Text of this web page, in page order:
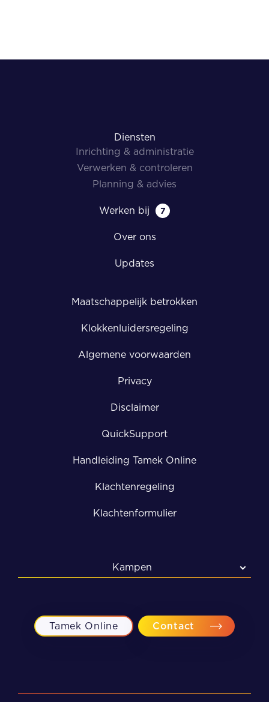
Diensten
Inrichting & administratie
Verwerken & controleren
Planning & advies
Werken bij 7
Over ons
Updates
Maatschappelijk betrokken
Klokkenluidersregeling
Algemene voorwaarden
Privacy
Disclaimer
QuickSupport
Handleiding Tamek Online
Klachtenregeling
Klachtenformulier
Kampen
Meppel
Tamek Online Contact